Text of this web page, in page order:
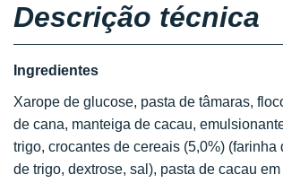
Descrição técnica
Ingredientes
Xarope de glucose, pasta de tâmaras,
de cana, manteiga de cacau,
trigo, crocantes de cereais (5,0%)
de trigo, dextrose, sal), pasta de cacau